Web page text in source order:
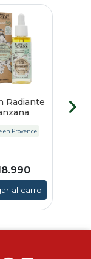
Radiante
en Provence
al carro